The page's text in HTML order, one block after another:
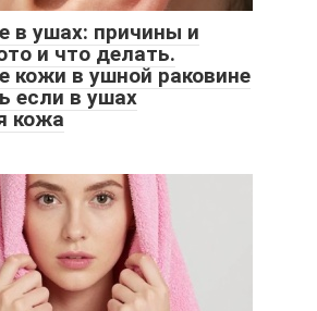
в ушах: причины и
и что делать.
кожи в ушной раковине
если в ушах
кожа